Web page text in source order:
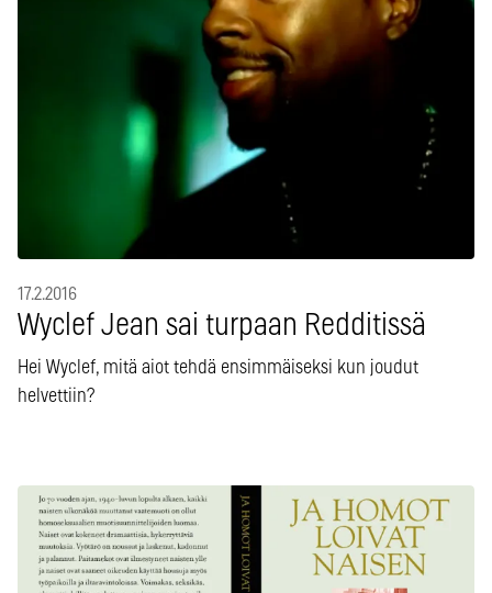
17.2.2016
Wyclef Jean sai turpaan Redditissä
Hei Wyclef, mitä aiot tehdä ensimmäiseksi kun joudut
helvettiin?